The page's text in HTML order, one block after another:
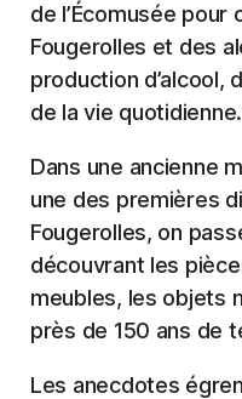
de l’Écomusée
Fougerolles et des
production d’alcool,
de la vie quotidienne.
Dans une ancienne
une des premières
Fougerolles, on
découvrant les
meubles, les objets
près de 150 ans de
Les anecdotes